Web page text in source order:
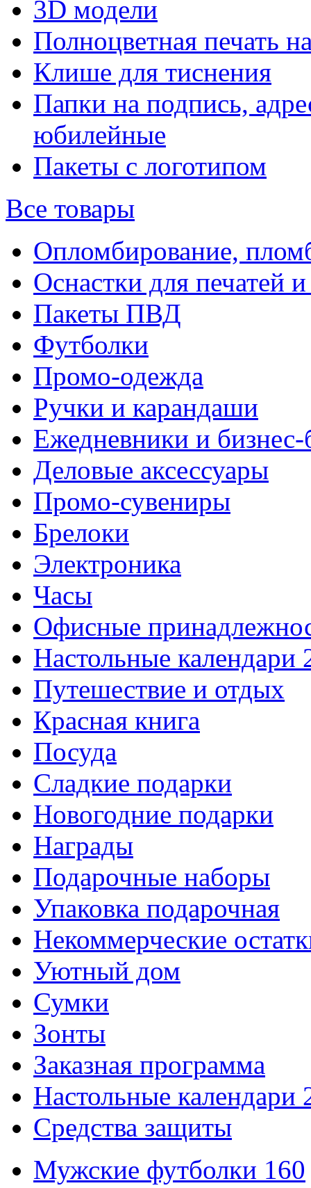
3D модели
Полноцветная печать
Клише для тиснения
Папки на подпись,
юбилейные
Пакеты с логотипом
Все товары
Опломбирование,
Оснастки для печатей
Пакеты ПВД
Футболки
Промо-одежда
Ручки и карандаши
Ежедневники и
Деловые аксессуары
Промо-сувениры
Брелоки
Электроника
Часы
Офисные
Настольные календари
Путешествие и отдых
Красная книга
Посуда
Сладкие подарки
Новогодние подарки
Награды
Подарочные наборы
Упаковка подарочная
Некоммерческие
Уютный дом
Сумки
Зонты
Заказная программа
Настольные календари
Средства защиты
Мужские футболки 160